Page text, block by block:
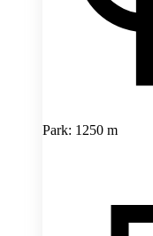
Park: 1250 m